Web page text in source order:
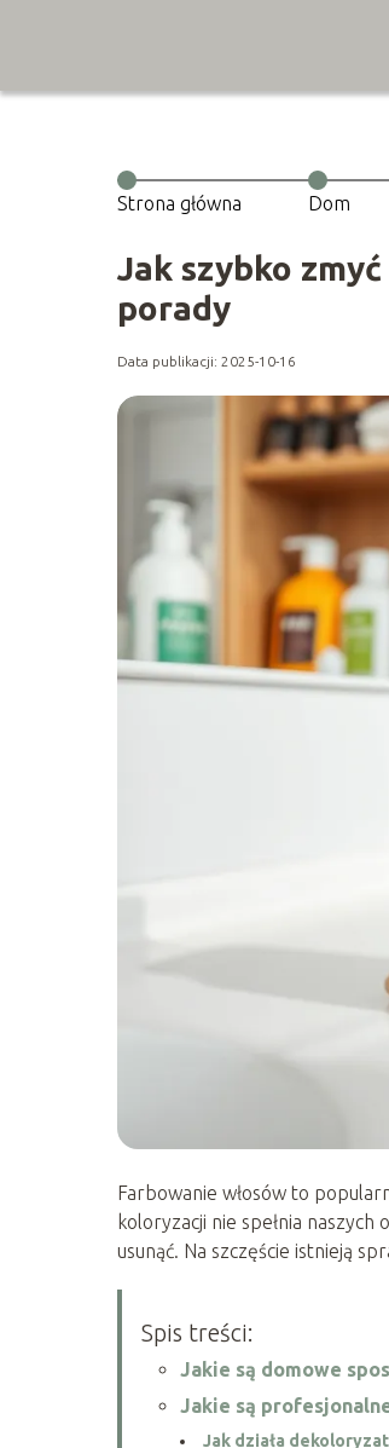
Strona główna Dom
Jak szybko
porady
Data publikacji: 2025-10-16
Farbowanie włosów to
koloryzacji nie spełnia
usunąć. Na szczęście istnieją
Spis treści:
Jakie są domowe
Jakie są
Jak działa